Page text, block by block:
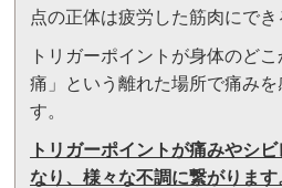
点の正体は疲労した筋肉にでき
トリガーポイントが身体のど
痛」という離れた場所で痛みを
す。
トリガーポイントが痛みやシ
なり、様々な不調に繋がります